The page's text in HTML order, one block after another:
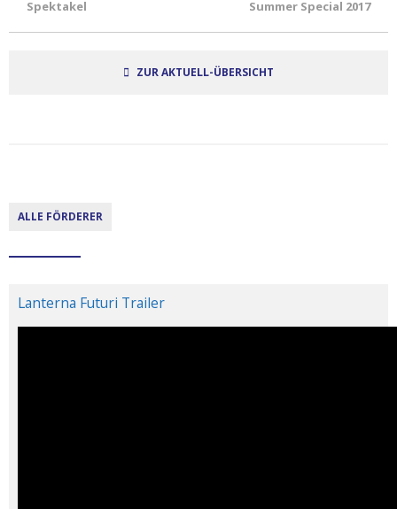
Spektakel
Summer Special 2017
ZUR AKTUELL-ÜBERSICHT
ALLE FÖRDERER
Lanterna Futuri Trailer